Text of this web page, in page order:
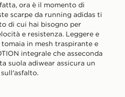
ora è il momento di
scarpe da running adidas ti
di cui hai bisogno per
e resistenza. Leggere e
in mesh traspirante e
integrale che asseconda
suola adiwear assicura un